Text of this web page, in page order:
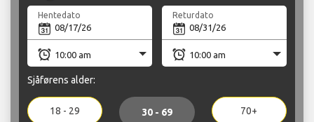
Hentedato Returdato
Sjåførens alder:
18 - 29 30 - 69 70+